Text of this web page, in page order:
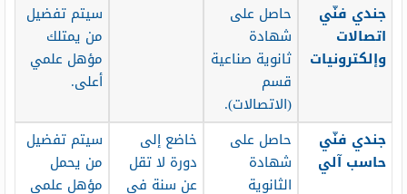
جندي فنّي
اتصالات
وإلكترونيات
حاصل على
شهادة
ثانوية صناعية
قسم
(الاتصالات).
سيتم تفضيل
من يمتلك
مؤهل علمي
أعلى.
جندي فنّي
حاسب آلي
حاصل على
شهادة
الثانوية
خاضع إلى
دورة لا تقل
عن سنة في
سيتم تفضيل
من يحمل
مؤهل علمي